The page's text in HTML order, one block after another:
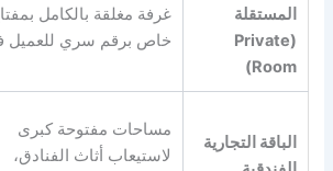
المستقلة
(Private
Room)
غرفة مغلقة بالكامل
خاص برقم سري للعميل
الباقة التجارية
مساحات مفتوحة كبرى
لاستيعاب أثاث الفنادق،